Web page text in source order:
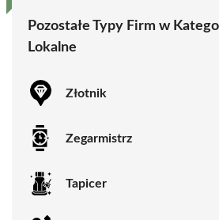
Pozostałe Typy Firm w
Lokalne
Złotnik
Zegarmistrz
Tapicer